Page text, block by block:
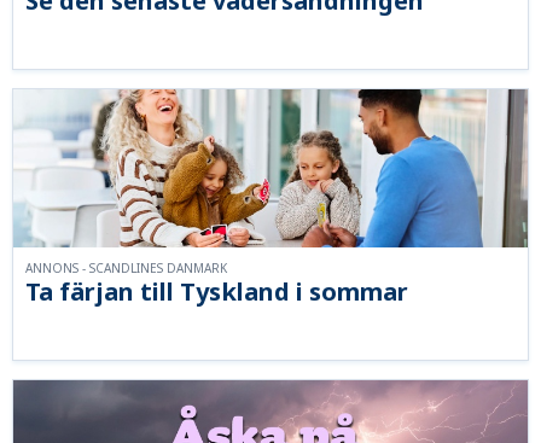
Ta färjan till Tyskland i sommar
ANNONS - SCANDLINES DANMARK